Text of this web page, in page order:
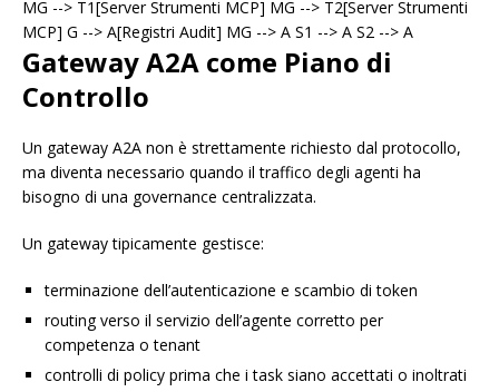
MG --> T1[Server Strumenti MCP] MG --> T2[Server Strumenti
MCP] G --> A[Registri Audit] MG --> A S1 --> A S2 --> A
Gateway A2A come Piano di
Controllo
Un gateway A2A non è strettamente richiesto dal protocollo,
ma diventa necessario quando il traffico degli agenti ha
bisogno di una governance centralizzata.
Un gateway tipicamente gestisce:
terminazione dell’autenticazione e scambio di token
routing verso il servizio dell’agente corretto per
competenza o tenant
controlli di policy prima che i task siano accettati o inoltrati